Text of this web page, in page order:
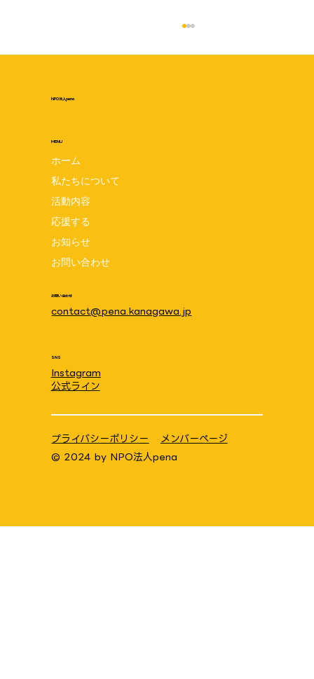
pena設立5周年記念交流会 7月24日は
penaの誕生日☆みんなでお祝いしましょ
う♪ 8月1日(土)10:00~11:30 場所:笠間
地域ケアプラザ
NPO法人pena
MENU
ホーム
私たちについて
活動内容
応援する
お知らせ
お問い合わせ
お問い合わせ
contact@pena.kanagawa.jp
SNS
Instagram
公式ライン
© 2024 by NPO法人pena
プライバシーポリシー メンバーページ